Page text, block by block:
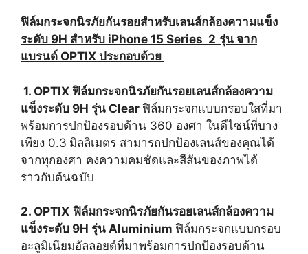
ฟิล์มกระจกนิรภัยกันรอยสำหรับเลนส์กล้องความแข็ง
ระดับ 9H สำหรับ iPhone 15 Series 2 รุ่น จาก
แบรนด์ OPTIX ประกอบด้วย
1. OPTIX ฟิล์มกระจกนิรภัยกันรอยเลนส์กล้องความ
แข็งระดับ 9H รุ่น Clear ฟิล์มกระจกแบบกรอบใสที่มา
พร้อมการปกป้องรอบด้าน 360 องศา ในดีไซน์ที่บาง
เพียง 0.3 มิลลิเมตร สามารถปกป้องเลนส์ของคุณได้
จากทุกองศา คงความคมชัดและสีสันของภาพได้
ราวกับต้นฉบับ
2. OPTIX ฟิล์มกระจกนิรภัยกันรอยเลนส์กล้องความ
แข็งระดับ 9H รุ่น Aluminium ฟิล์มกระจกแบบกรอบ
อะลูมิเนียมอัลลอยด์ที่มาพร้อมการปกป้องรอบด้าน